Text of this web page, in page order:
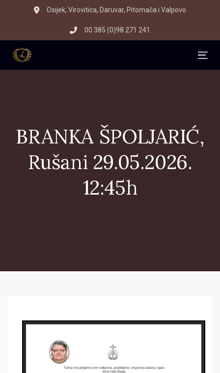
navigation
to
Osijek, Virovitica, Daruvar, Pitomača i Valpovo
00 385 (0)98 271 241
BRANKA ŠPOLJARIĆ,
Rušani 29.05.2026.
12:45h